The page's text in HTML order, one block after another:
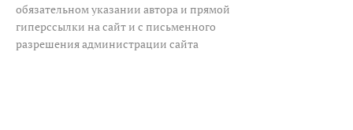
обязательном указании автора и прямой
гиперссылки на сайт и с письменного
разрешения администрации сайта